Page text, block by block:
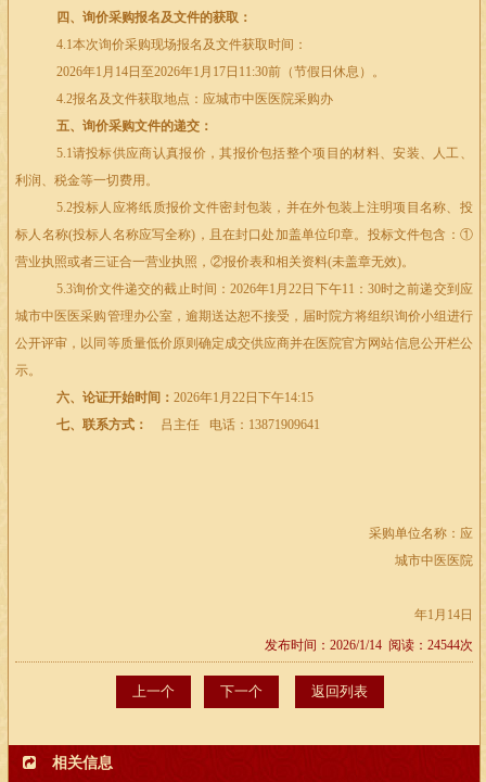
四、询价采购报名及文件的获取：
4.1本次询价采购现场报名及文件获取时间：
2026年1 月 14日至2026年1 月 17日 11:30前（节假日休息）。
4.2报名及文件获取地点：应城市中医医院采购办
五、询价采购文件的递交：
5.1请投标供应商认真报价，其报价包括整个项目的材料、安装、人工、
利润、税金等一切费用。
5.2投标人应将纸质报价文件密封包装，并在外包装上注明项目名称、投
标人名称(投标人名称应写全称) ，且在封口处加盖单位印章。投标文件包含：①
营业执照或者三证合一营业执照，②报价表和相关资料(未盖章无效)。
5.3询价文件递交的截止时间： 2026年1 月22日下午11 ：30时之前递交到应
城市中医医采购管理办公室，逾期送达恕不接受，届时院方将组织询价小组进行
公开评审，以同等质量低价原则确定成交供应商并在医院官方网站信息公开栏公
示。
六、论证开始时间： 2026年1 月 22日下午14:15
七、联系方式：
吕主任 电话： 13871909641
采购单位名称：应
城市中医医院
年1 月 14日
发布时间：2026/1/14 阅读：24544次
上一个 下一个 返回列表
相关信息